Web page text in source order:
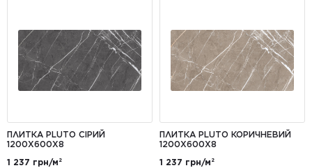
ПЛИТКА PLUTO СІРИЙ
1200X600X8
1 237 грн/м²
ПЛИТКА PLUTO КОРИЧНЕВИЙ
1200X600X8
1 237 грн/м²